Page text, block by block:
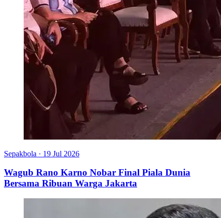
Sepakbola · 19 Jul 2026
Wagub Rano Karno Nobar Final Piala Dunia
Bersama Ribuan Warga Jakarta